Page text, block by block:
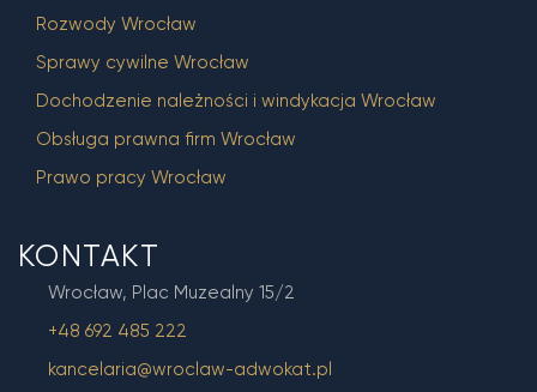
Rozwody Wrocław
Sprawy cywilne Wrocław
Dochodzenie należności i windykacja Wrocław
Obsługa prawna firm Wrocław
Prawo pracy Wrocław
KONTAKT
Wrocław, Plac Muzealny 15/2
+48 692 485 222
kancelaria@wroclaw-adwokat.pl